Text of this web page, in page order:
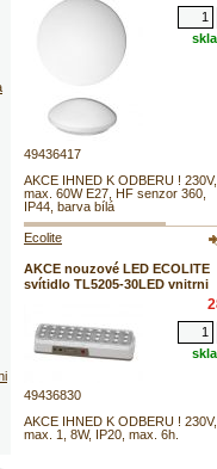
49436417
AKCE IHNED K ODBERU ! 230V,
max. 60W E27, HF senzor 360,
IP44, barva bílá
Ecolite
AKCE nouzové LED ECOLITE
svítidlo TL5205-30LED vnitrni
49436830
AKCE IHNED K ODBERU ! 230V,
max. 1, 8W, IP20, max. 6h.